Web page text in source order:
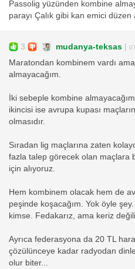
Passolig yüzünden kombine
parayı Çalık gibi kan emici
3 mudanya-teksas |
Maratondan kombinem vardı
almayacağım.
İki sebeple kombine
ikincisi ise avrupa kupası
olmasıdır.
Sıradan lig maçlarına zaten
fazla talep görecek olan maçlara
için alıyoruz.
Hem kombinem olacak hem de
peşinde koşacağım. Yok öyle
kimse. Fedakarız, ama keriz
Ayrıca federasyona da 20 TL
çözülünceye kadar radyodan
olur biter...